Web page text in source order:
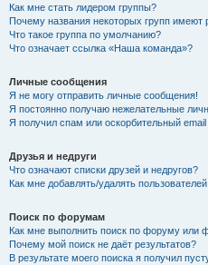
Как мне стать лидером группы?
Почему названия некоторых групп имеют
Что такое группа по умолчанию?
Что означает ссылка «Наша команда»?
Личные сообщения
Я не могу отправить личные сообщения!
Я постоянно получаю нежелательные
Я получил спам или оскорбительный email
Друзья и недруги
Что означают списки друзей и недругов?
Как мне добавлять/удалять
Поиск по форумам
Как мне выполнить поиск по форуму или
Почему мой поиск не даёт результатов?
В результате моего поиска я получил